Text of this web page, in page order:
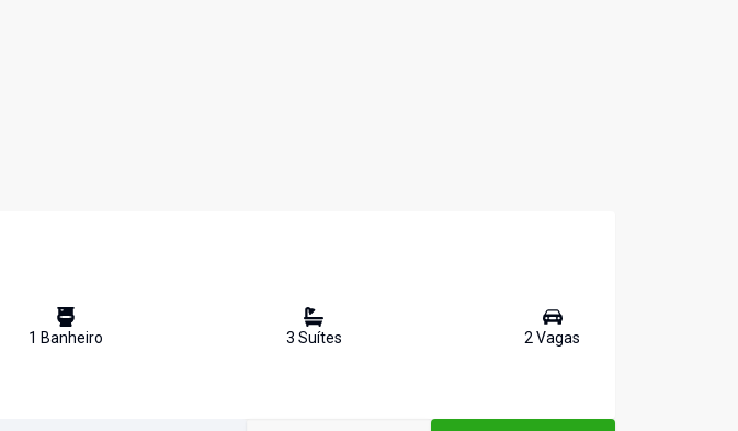
1 Banheiro 3 Suítes 2Vagas